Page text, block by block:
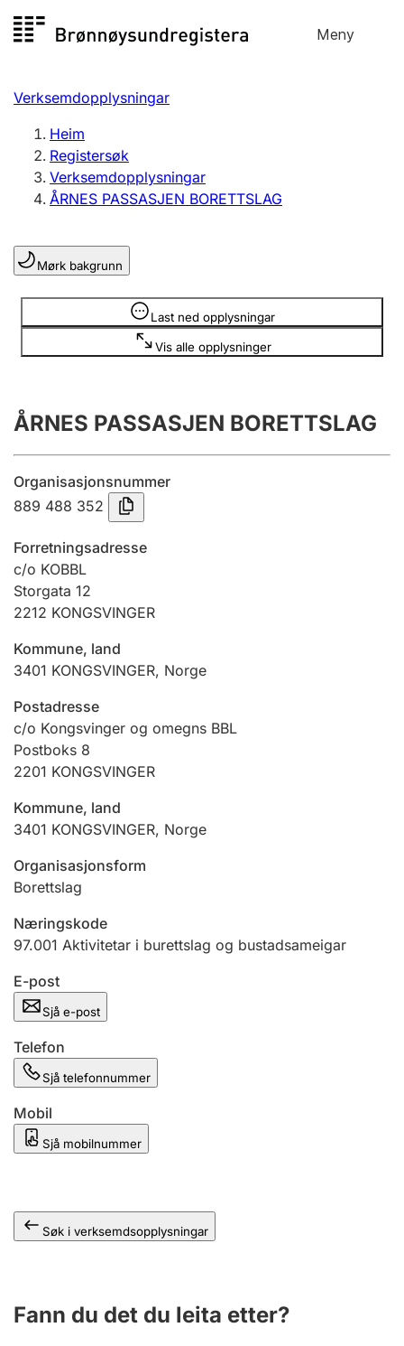
til
Meny
Registersøk
Aksjeselskap
Enkeltpersonføretak
Registrere, endre, slette
Lag og foreining
Registrere, endre, slette
Årsrekneskap
Innsending og forseinkingsgebyr
Jeger
Betaling og jegeravgiftskort
Ektepaktrettleiaren
Andre tema
Verksemdopplysningar
Heim
Registersøk
Verksemdopplysningar
ÅRNES PASSASJEN BORETTSLAG
Mørk bakgrunn
Last ned opplysningar
Vis alle opplysninger
Opplysninger er skjult
ÅRNES PASSASJEN BORETTSLAG
Organisasjonsnummer
889 488 352
Forretningsadresse
c/o KOBBL
Storgata 12
2212 KONGSVINGER
Kommune, land
3401 KONGSVINGER, Norge
Postadresse
c/o Kongsvinger og omegns BBL
Postboks 8
2201 KONGSVINGER
Kommune, land
3401 KONGSVINGER, Norge
Organisasjonsform
Borettslag
Næringskode
97.001 Aktivitetar i burettslag og bustadsameigar
E-post
Sjå e-post
Telefon
Sjå telefonnummer
Mobil
Sjå mobilnummer
Søk i verksemdsopplysningar
Fann du det du leita etter?